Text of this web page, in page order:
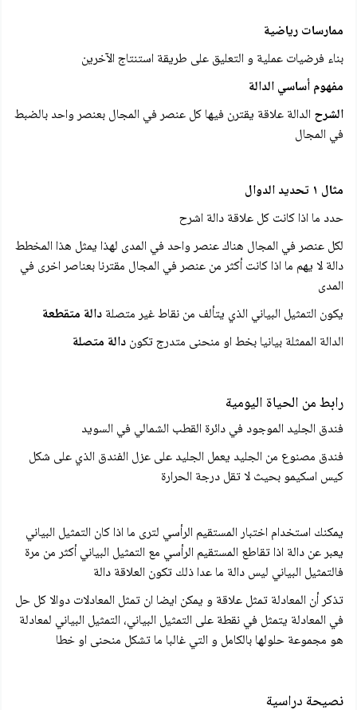
ممارسات رياضية
بناء فرضيات عملية و التعليق على طريقة استنتاج الآخرين
مفهوم أساسي الدالة
الشرح الدالة علاقة يقترن فيها كل عنصر في المجال بعنصر واحد بالضبط
في المجال
مثال ١ تحديد الدوال
حدد ما اذا كانت كل علاقة دالة اشرح
لكل عنصر في المجال هناك عنصر واحد في المدى لهذا يمثل هذا المخطط
دالة لا يهم ما اذا كانت أكثر من عنصر في المجال مقترنا بعناصر اخرى في
المدى
يكون التمثيل البياني الذي يتألف من نقاط غير متصلةدالة متقطعة
الدالة الممثلة بيانيا بخط او منحنى متدرج تكوندالة متصلة
رابط من الحياة اليومية
فندق الجليد الموجود في دائرة القطب الشمالي في السويد
فندق مصنوع من الجليد يعمل الجليد على عزل الفندق الذي على شكل
كيس اسكيمو بحيث لا تقل درجة الحرارة
يمكنك استخدام اختبار المستقيم الرأسي لترى ما اذا كان التمثيل البياني
يعبر عن دالة اذا تقاطع المستقيم الرأسي مع التمثيل البياني أكثر من مرة
فالتمثيل البياني ليس دالة ما عدا ذلك تكون العلاقة دالة
تذكر أن المعادلة تمثل علاقة و يمكن ايضا ان تمثل المعادلات دوالا كل حل
في المعادلة يتمثل في نقطة على التمثيل البياني، التمثيل البياني لمعادلة
هو مجموعة حلولها بالكامل و التي غالبا ما تشكل منحنى او خطا
نصيحة دراسية